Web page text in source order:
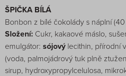
ŠPIČKA BÍLÁ
Bonbon z bílé čokolády s náplní (40
Složení: Cukr, kakaové máslo,
emulgátor: sójový lecithin, přírodní
(voda, palmojádrový tuk plně
sirup, hydroxypropylcelulosa,